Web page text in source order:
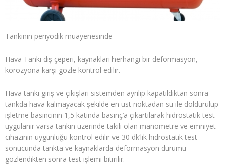
Tankının periyodik muayenesinde
Hava Tankı dış çeperi, kaynakları herhangi bir deformasyon,
korozyona karşı gözle kontrol edilir.
Hava tankı giriş ve çıkışları sistemden ayrılıp kapatıldıktan sonra
tankda hava kalmayacak şekilde en üst noktadan su ile doldurulup
işletme basıncının 1,5 katında basınç’a çıkartılarak hidrostatik test
uygulanır varsa tankın üzerinde takılı olan manometre ve emniyet
cihazının uygunluğu kontrol edilir ve 30 dk’lık hidrostatik test
sonucunda tankta ve kaynaklarda deformasyon durumu
gözlendikten sonra test işlemi bitirilir.